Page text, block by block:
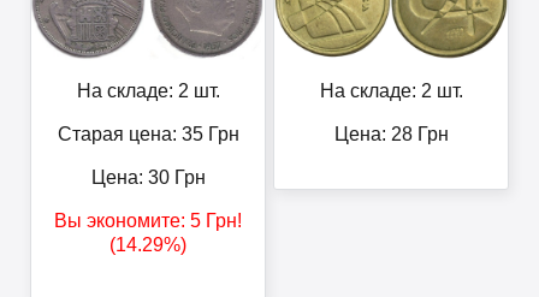
На складе: 2 шт.
Старая цена: 35Грн
Цена: 30Грн
Вы экономите: 5 Грн!
(14.29%)
На складе: 2 шт.
Цена: 28Грн